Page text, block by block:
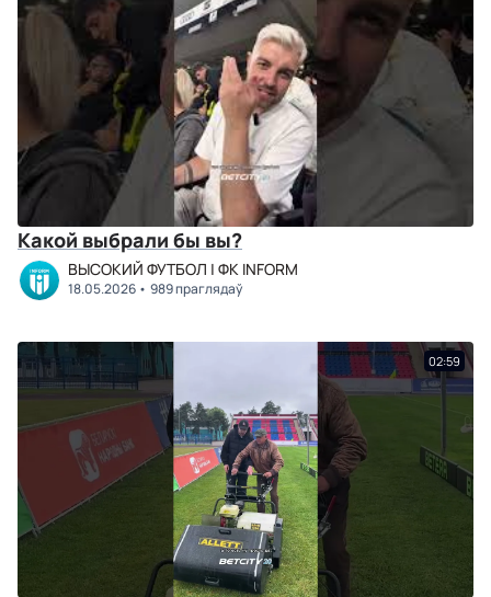
Какой выбрали бы вы?
ВЫСОКИЙ ФУТБОЛ | ФК INFORM
18.05.2026 989 праглядаў
02:59